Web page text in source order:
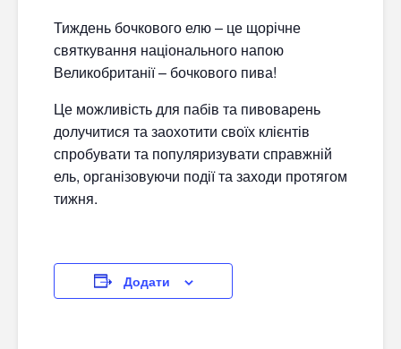
Тиждень бочкового елю – це щорічне
святкування національного напою
Великобританії – бочкового пива!
Це можливість для пабів та пивоварень
долучитися та заохотити своїх клієнтів
спробувати та популяризувати справжній
ель, організовуючи події та заходи протягом
тижня.
Додати